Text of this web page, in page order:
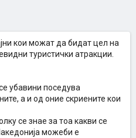
кои можат да бидат цел на
туристички атракции.
убавини поседува
а и од оние скриените кои
се знае за тоа какви се
можеби е